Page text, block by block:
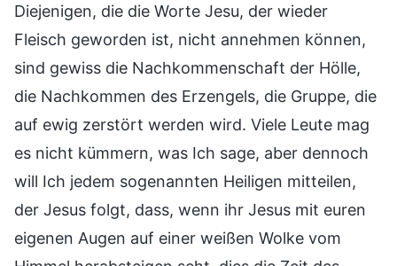
Diejenigen, die die Worte Jesu, der wieder
Fleisch geworden ist, nicht annehmen können,
sind gewiss die Nachkommenschaft der Hölle,
die Nachkommen des Erzengels, die Gruppe, die
auf ewig zerstört werden wird. Viele Leute mag
es nicht kümmern, was Ich sage, aber dennoch
will Ich jedem sogenannten Heiligen mitteilen,
der Jesus folgt, dass, wenn ihr Jesus mit euren
eigenen Augen auf einer weißen Wolke vom